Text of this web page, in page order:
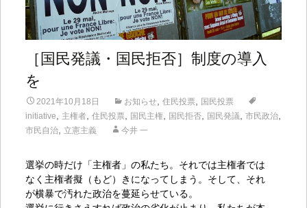
［国民発議・国民拒否］制度の導入
を
2021年10月18日 お知らせ 住民投票,
国民投票
initiative
主権者, 住民投票, 国民主権, 国民拒否, 国民発議 市民政治,
市民自治, 立憲主義 今井 一
選挙の時だけ「主権者」の私たち。それでは主権者では
なく主権者擬（もど）きになってしまう。そして、それ
が横暴で汚れた政治を蔓延らせている。